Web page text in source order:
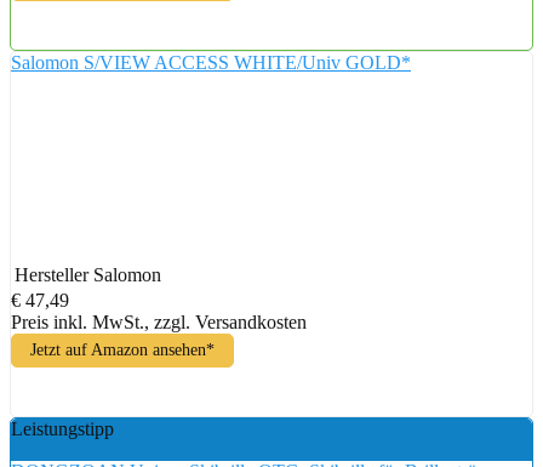
Salomon S/VIEW ACCESS WHITE/Univ GOLD*
Hersteller Salomon
€ 47,49
Preis inkl. MwSt., zzgl. Versandkosten
Jetzt auf Amazon ansehen*
Leistungstipp